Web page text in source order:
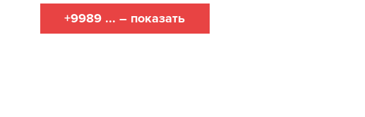
+9989 ... – показать